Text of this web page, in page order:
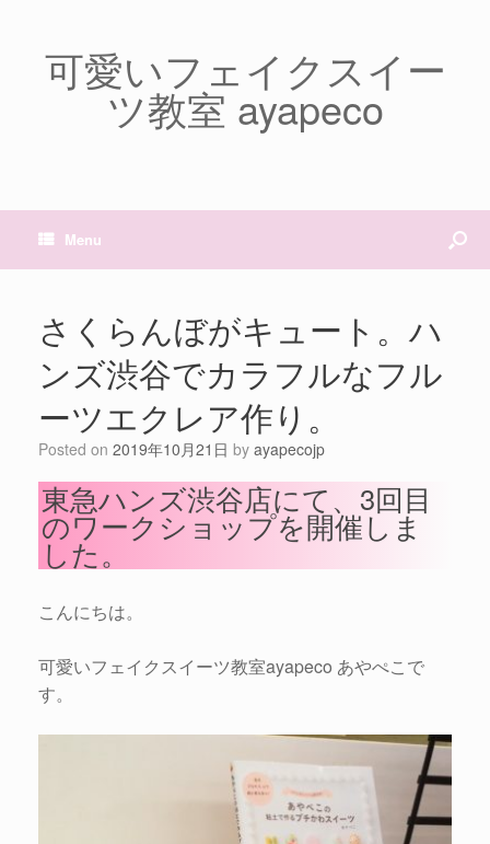
可愛いフェイクスイー
ツ教室 ayapeco
Menu
さくらんぼがキュート。ハ
ンズ渋谷でカラフルなフル
ーツエクレア作り。
Posted on 2019年10月21日 by ayapecojp
東急ハンズ渋谷店にて、3回目
のワークショップを開催しま
した。
こんにちは。
可愛いフェイクスイーツ教室ayapeco あやぺこで
す。